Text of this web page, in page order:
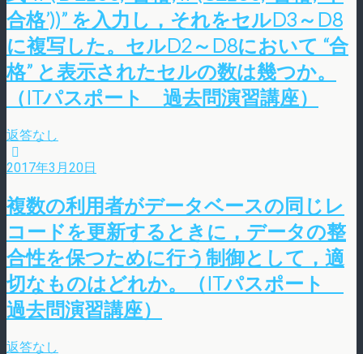
合格’))” を入力し，それをセルD3～D8
に複写した。セルD2～D8において “合
格” と表示されたセルの数は幾つか。
（ITパスポート 過去問演習講座）
返答なし
2017年3月20日
複数の利用者がデータベースの同じレ
コードを更新するときに，データの整
合性を保つために行う制御として，適
切なものはどれか。（ITパスポート
過去問演習講座）
返答なし